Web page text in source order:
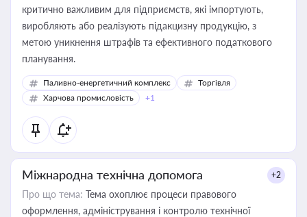
критично важливим для підприємств, які імпортують,
виробляють або реалізують підакцизну продукцію, з
метою уникнення штрафів та ефективного податкового
планування.
Паливно-енергетичний комплекс
Торгівля
Харчова промисловість
+1
Міжнародна технічна допомога +2
Про що тема: Тема охоплює процеси правового
оформлення, адміністрування і контролю технічної